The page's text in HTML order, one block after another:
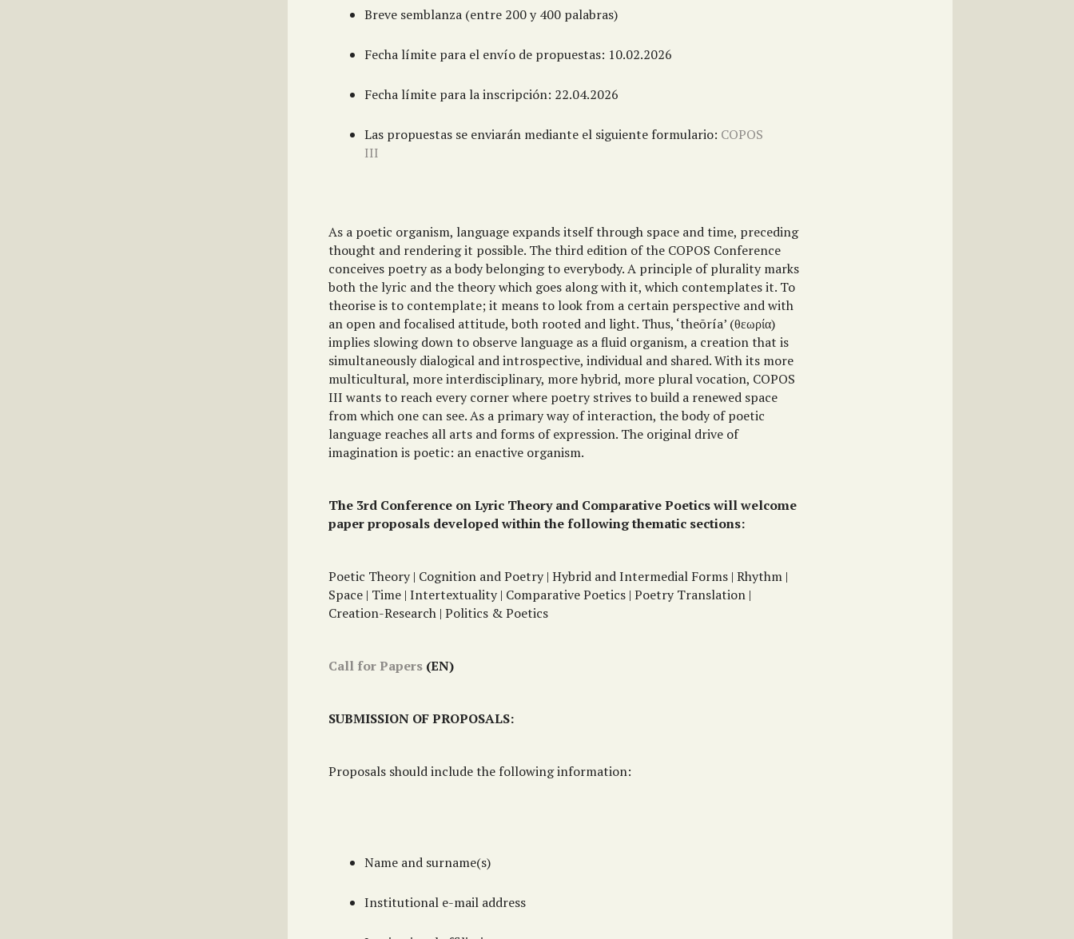
Breve semblanza (entre 200 y 400 palabras)
Fecha límite para el envío de propuestas: 10.02.2026
Fecha límite para la inscripción: 22.04.2026
Las propuestas se enviarán mediante el siguiente formulario: COPOS
III
As a poetic organism, language expands itself through space and time, preceding
thought and rendering it possible. The third edition of the COPOS Conference
conceives poetry as a body belonging to everybody. A principle of plurality marks
both the lyric and the theory which goes along with it, which contemplates it. To
theorise is to contemplate; it means to look from a certain perspective and with
an open and focalised attitude, both rooted and light. Thus, ‘theōría’ (θεωρία)
implies slowing down to observe language as a fluid organism, a creation that is
simultaneously dialogical and introspective, individual and shared. With its more
multicultural, more interdisciplinary, more hybrid, more plural vocation, COPOS
III wants to reach every corner where poetry strives to build a renewed space
from which one can see. As a primary way of interaction, the body of poetic
language reaches all arts and forms of expression. The original drive of
imagination is poetic: an enactive organism.
The 3rd Conference on Lyric Theory and Comparative Poetics will welcome
paper proposals developed within the following thematic sections:
Poetic Theory | Cognition and Poetry | Hybrid and Intermedial Forms | Rhythm |
Space | Time | Intertextuality | Comparative Poetics | Poetry Translation |
Creation-Research | Politics & Poetics
Call for Papers (EN)
SUBMISSION OF PROPOSALS:
Proposals should include the following information:
Name and surname(s)
Institutional e-mail address